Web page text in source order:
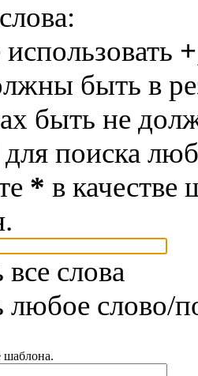
+
быть в
быть не
для поиска
* в качестве
все слова
любое слово/
шаблона.